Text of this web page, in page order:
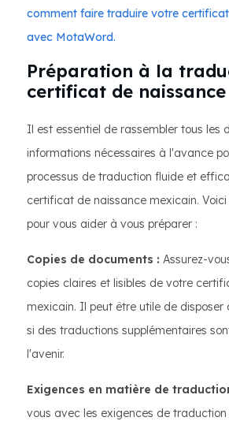
comment faire traduire votre
avec MotaWord.
Préparation à la
certificat de
Il est essentiel de rassembler tous les
informations nécessaires à l'avance
processus de traduction fluide et
certificat de naissance mexicain. Voici
pour vous aider à vous préparer :
Copies de documents : Assurez-
copies claires et lisibles de votre
mexicain. Il peut être utile de disposer
si des traductions supplémentaires
l'avenir.
Exigences en matière de
vous avec les exigences de